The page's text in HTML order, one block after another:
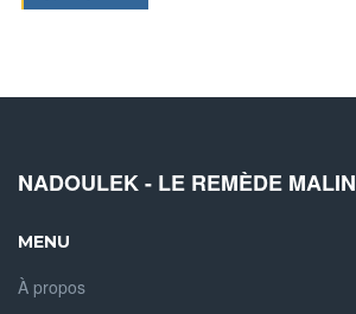
NADOULEK - LE REMÈDE MALIN
MENU
À propos